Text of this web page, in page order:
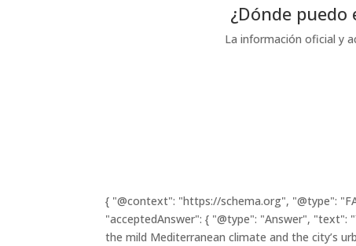
¿Dónde
La información oficial y
{ "@context": "https://schema.org", "@type":
"acceptedAnswer": { "@type": "Answer", "text":
the mild Mediterranean climate and the city’s